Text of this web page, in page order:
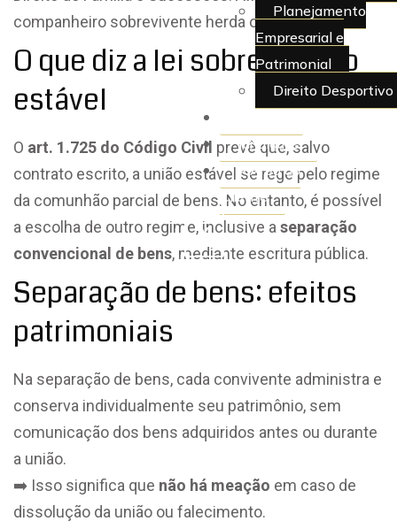
Planejamento
Empresarial e
Patrimonial
Direito Desportivo
Juridiquês
> Área do
Cliente
X
companheiro sobrevivente herda ou não?
O que diz a lei sobre a união
estável
O art. 1.725 do Código Civil prevê que, salvo
contrato escrito, a união estável se rege pelo regime
da comunhão parcial de bens. No entanto, é possível
a escolha de outro regime, inclusive a separação
convencional de bens, mediante escritura pública.
Separação de bens: efeitos
patrimoniais
Na separação de bens, cada convivente administra e
conserva individualmente seu patrimônio, sem
comunicação dos bens adquiridos antes ou durante
a união.
➡️ Isso significa que não há meação em caso de
dissolução da união ou falecimento.